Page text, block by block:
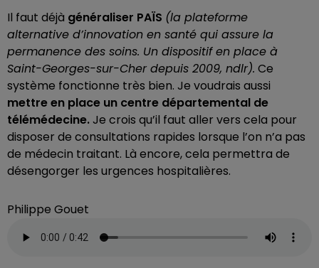
Il faut déjà généraliser PAÏS (la plateforme
alternative d’innovation en santé qui assure la
permanence des soins. Un dispositif en place à
Saint-Georges-sur-Cher depuis 2009, ndlr). Ce
système fonctionne très bien. Je voudrais aussi
mettre en place un centre départemental de
télémédecine.Je crois qu’il faut aller vers cela pour
disposer de consultations rapides lorsque l’on n’a pas
de médecin traitant. Là encore, cela permettra de
désengorger les urgences hospitalières.
Philippe Gouet